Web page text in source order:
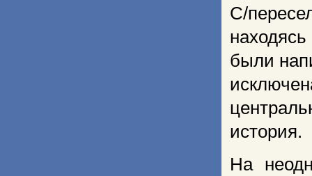
С/
были
ис­тория.
На